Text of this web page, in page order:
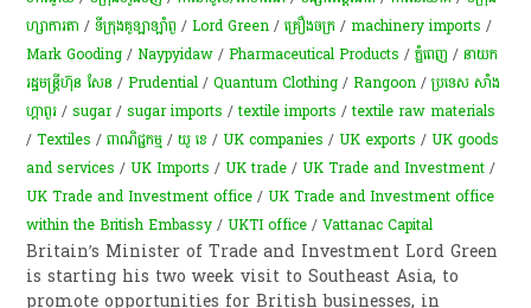
ហ្សាការតា /ទីក្រុងគូឡាឡាំពួ /Lord Green /គ្រឿងចក្រ /machinery imports /
Mark Gooding /Naypyidaw /Pharmaceutical Products /ភ្នំពេញ /នាយក
រដ្ឋមន្ត្រីហ៊ុន សែន /Prudential /Quantum Clothing /Rangoon /ប្រទេស សាំង
ហ្គាពួរ /sugar/sugar imports /textile imports /textile raw materials
/Textiles /ពាណិជ្ជកម្ម /យូ​ ខេ /UK companies /UK exports /UK goods
and services /UK Imports /UK trade /UK Trade and Investment /
UK Trade and Investment office /UK Trade and Investment office
within the British Embassy /UKTI office /Vattanac Capital
Britain’s Minister of Trade and Investment Lord Green
is starting his two week visit to Southeast Asia, to
promote opportunities for British businesses, in